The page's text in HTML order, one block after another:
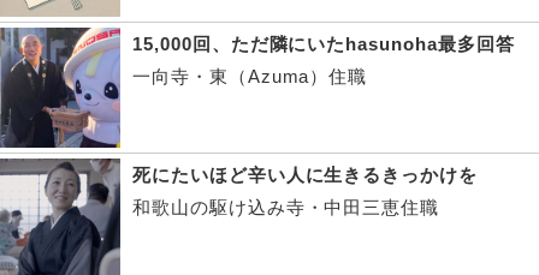
15,000回、ただ隣にいたhasunoha最多回答
一向寺・東（Azuma）住職
死にたいほど辛い人に生きるきっかけを
和歌山の駆け込み寺・中田三恵住職